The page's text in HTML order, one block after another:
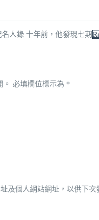
人錄 十年前，他發現七期
必填欄位標示為 *
及個人網站網址，以供下次